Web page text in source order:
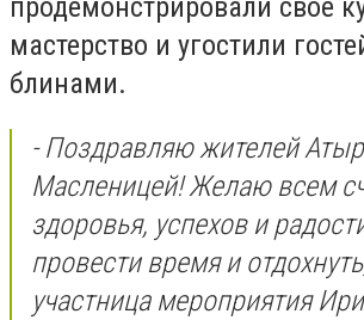
продемонстрировали свое
мастерство и угостили
блинами.
- Поздравляю жителей
Масленицей! Желаю всем
здоровья, успехов и
провести время и
участница мероприятия